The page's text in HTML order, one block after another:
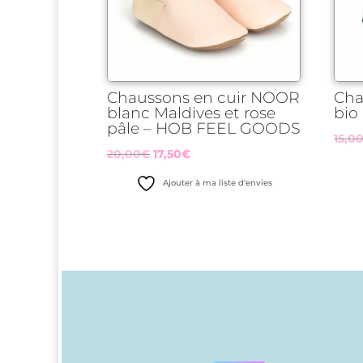
Chaussons en cuir NOOR
blanc Maldives et rose
pâle – HOB FEEL GOODS
20,00€ Le
prix
17,50€Le
Ajouter à ma liste d'envies
bio